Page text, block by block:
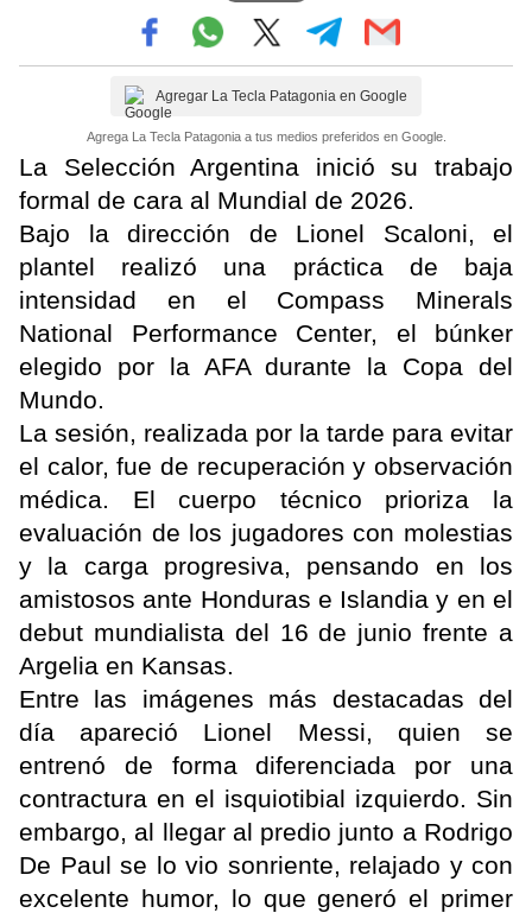
Agregar La Tecla Patagonia en Google
Agrega La Tecla Patagonia a tus medios preferidos en Google.
La Selección Argentina inició su trabajo
formal de cara al Mundial de 2026.
Bajo la dirección de Lionel Scaloni, el
plantel realizó una práctica de baja
intensidad en el Compass Minerals
National Performance Center, el búnker
elegido por la AFA durante la Copa del
Mundo.
La sesión, realizada por la tarde para evitar
el calor, fue de recuperación y observación
médica. El cuerpo técnico prioriza la
evaluación de los jugadores con molestias
y la carga progresiva, pensando en los
amistosos ante Honduras e Islandia y en el
debut mundialista del 16 de junio frente a
Argelia en Kansas.
Entre las imágenes más destacadas del
día apareció Lionel Messi, quien se
entrenó de forma diferenciada por una
contractura en el isquiotibial izquierdo. Sin
embargo, al llegar al predio junto a Rodrigo
De Paul se lo vio sonriente, relajado y con
excelente humor, lo que generó el primer